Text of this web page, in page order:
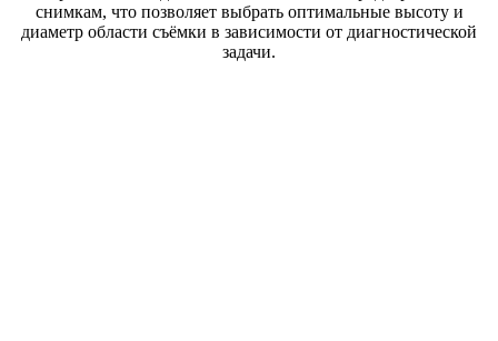
снимкам, что позволяет выбрать оптимальные высоту и
диаметр области съёмки в зависимости от диагностической
задачи.